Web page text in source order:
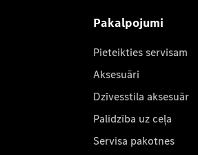
Pakalpojumi
Pieteikties servisam
Aksesuāri
Dzīvesstila aksesuār
Palīdzība uz ceļa
Servisa pakotnes